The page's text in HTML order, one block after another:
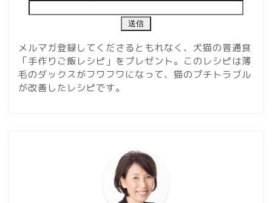
メルマガ登録してくださるともれなく、犬猫の普通食
「手作りご飯レシピ」をプレゼント。このレシピは薄
毛のダックスがフワフワになって、猫のプチトラブル
が改善したレシピです。